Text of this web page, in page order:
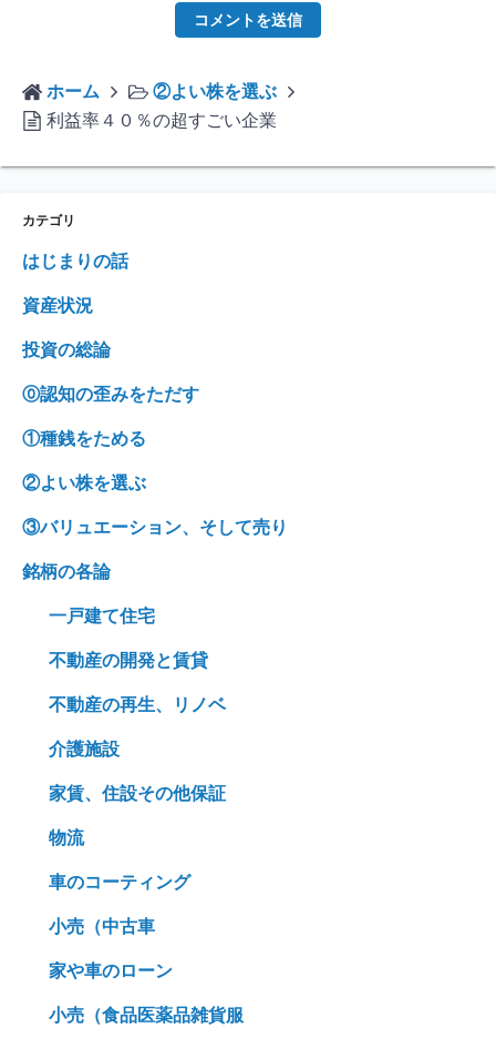
ホーム
②よい株を選ぶ
利益率４０％の超すごい企業
カテゴリ
はじまりの話
資産状況
投資の総論
⓪認知の歪みをただす
①種銭をためる
②よい株を選ぶ
③バリュエーション、そして売り
銘柄の各論
一戸建て住宅
不動産の開発と賃貸
不動産の再生、リノベ
介護施設
家賃、住設その他保証
物流
車のコーティング
小売（中古車
家や車のローン
小売（食品医薬品雑貨服